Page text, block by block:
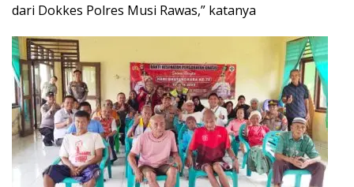
dari Dokkes Polres Musi Rawas,” katanya